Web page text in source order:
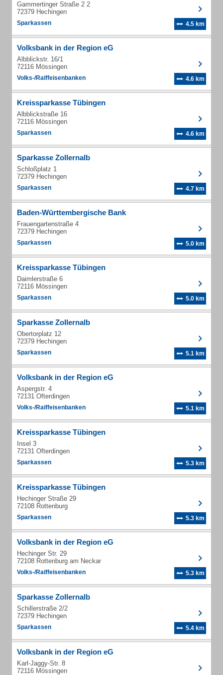
Gammertinger Straße 2 2
72379 Hechingen
Sparkassen 4.5 km
Volksbank in der Region eG
Albblickstr. 16/1
72116 Mössingen
Volks-/Raiffeisenbanken 4.6 km
Kreissparkasse Tübingen
Albblickstraße 16
72116 Mössingen
Sparkassen 4.6 km
Sparkasse Zollernalb
Schloßplatz 1
72379 Hechingen
Sparkassen 4.7 km
Baden-Württembergische Bank
Frauengartenstraße 4
72379 Hechingen
Sparkassen 5.0 km
Kreissparkasse Tübingen
Daimlerstraße 6
72116 Mössingen
Sparkassen 5.0 km
Sparkasse Zollernalb
Obertorplatz 12
72379 Hechingen
Sparkassen 5.1 km
Volksbank in der Region eG
Aspergstr. 4
72131 Ofterdingen
Volks-/Raiffeisenbanken 5.1 km
Kreissparkasse Tübingen
Insel 3
72131 Ofterdingen
Sparkassen 5.3 km
Kreissparkasse Tübingen
Hechinger Straße 29
72108 Rottenburg
Sparkassen 5.3 km
Volksbank in der Region eG
Hechinger Str. 29
72108 Rottenburg am Neckar
Volks-/Raiffeisenbanken 5.3 km
Sparkasse Zollernalb
Schillerstraße 2/2
72379 Hechingen
Sparkassen 5.4 km
Volksbank in der Region eG
Karl-Jaggy-Str. 8
72116 Mössingen